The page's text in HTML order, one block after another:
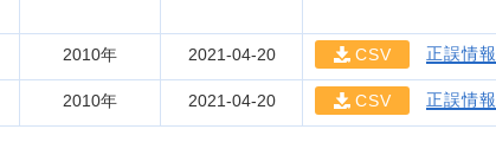
2010年 2021-04-20 CSV 正誤情報
2010年 2021-04-20 CSV 正誤情報